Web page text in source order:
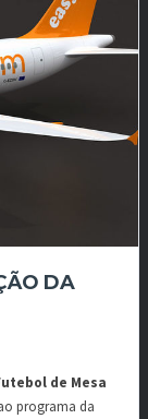
DA
de Mesa
programa da